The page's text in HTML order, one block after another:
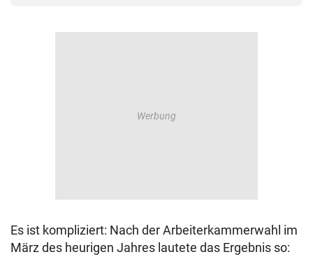
Es ist kompliziert: Nach der Arbeiterkammerwahl im
März des heurigen Jahres lautete das Ergebnis so: